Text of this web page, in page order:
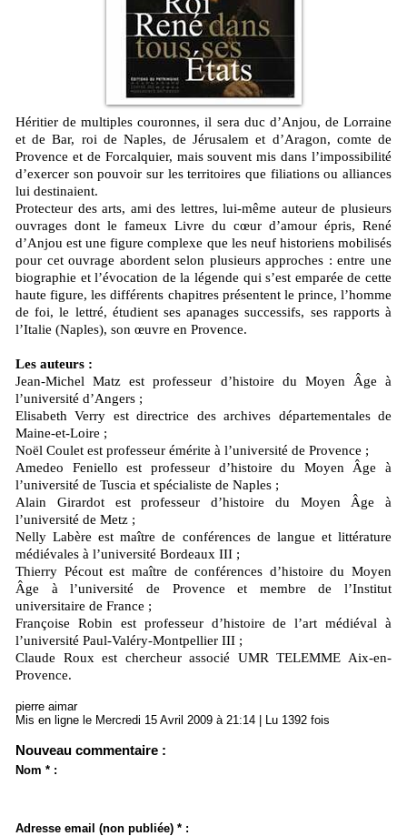
Héritier de multiples couronnes, il sera duc d’Anjou, de Lorraine
et de Bar, roi de Naples, de Jérusalem et d’Aragon, comte de
Provence et de Forcalquier, mais souvent mis dans l’impossibilité
d’exercer son pouvoir sur les territoires que filiations ou alliances
lui destinaient.
Protecteur des arts, ami des lettres, lui-même auteur de plusieurs
ouvrages dont le fameux Livre du cœur d’amour épris, René
d’Anjou est une figure complexe que les neuf historiens mobilisés
pour cet ouvrage abordent selon plusieurs approches : entre une
biographie et l’évocation de la légende qui s’est emparée de cette
haute figure, les différents chapitres présentent le prince, l’homme
de foi, le lettré, étudient ses apanages successifs, ses rapports à
l’Italie (Naples), son œuvre en Provence.
Les auteurs :
Jean-Michel Matz est professeur d’histoire du Moyen Âge à
l’université d’Angers ;
Elisabeth Verry est directrice des archives départementales de
Maine-et-Loire ;
Noël Coulet est professeur émérite à l’université de Provence ;
Amedeo Feniello est professeur d’histoire du Moyen Âge à
l’université de Tuscia et spécialiste de Naples ;
Alain Girardot est professeur d’histoire du Moyen Âge à
l’université de Metz ;
Nelly Labère est maître de conférences de langue et littérature
médiévales à l’université Bordeaux III ;
Thierry Pécout est maître de conférences d’histoire du Moyen
Âge à l’université de Provence et membre de l’Institut
universitaire de France ;
Françoise Robin est professeur d’histoire de l’art médiéval à
l’université Paul-Valéry-Montpellier III ;
Claude Roux est chercheur associé UMR TELEMME Aix-en-
Provence.
pierre aimar
Mis en ligne le Mercredi 15 Avril 2009 à 21:14 | Lu 1392 fois
Nouveau commentaire :
Nom * :
Adresse email (non publiée) * :